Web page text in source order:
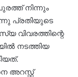
നിന്നും
പ്രതിയുടെ
വിവരത്തിന്റെ
നടത്തിയ
അറസ്റ്റ്